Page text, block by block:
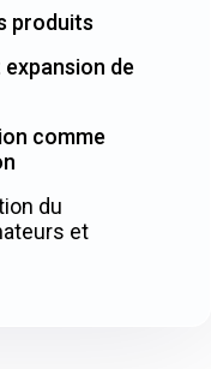
produits
de
comme
du
et